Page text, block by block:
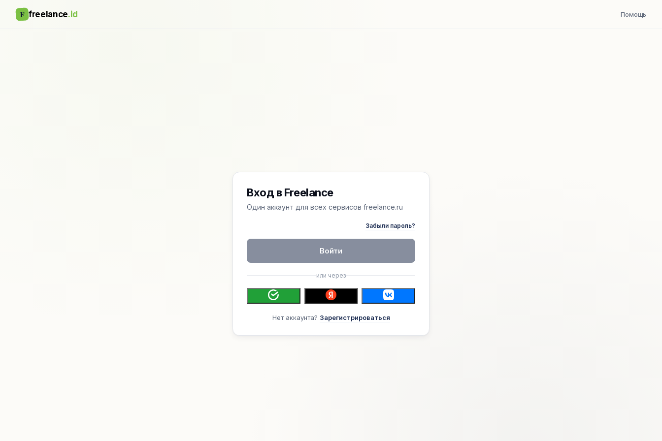
F freelance.id Помощь
Вход в Freelance
Один аккаунт для всех сервисов freelance.ru
Забыли пароль?
Войти
или через
Нет аккаунта? Зарегистрироваться